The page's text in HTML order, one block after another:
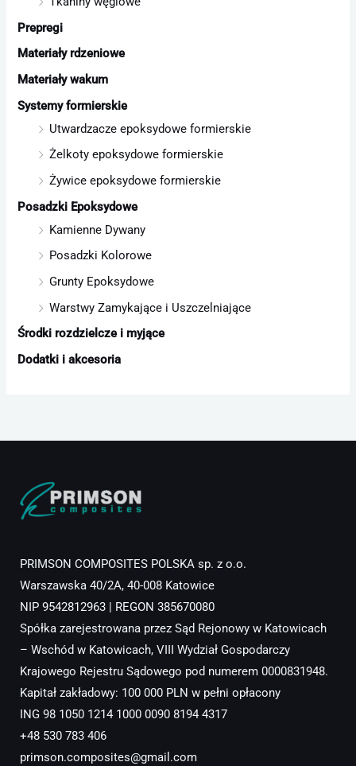
Prepregi
Materiały rdzeniowe
Materiały wakum
Systemy formierskie
Utwardzacze epoksydowe formierskie
Żelkoty epoksydowe formierskie
Żywice epoksydowe formierskie
Posadzki Epoksydowe
Kamienne Dywany
Posadzki Kolorowe
Grunty Epoksydowe
Warstwy Zamykające i Uszczelniające
Środki rozdzielcze i myjące
Dodatki i akcesoria
PRIMSON COMPOSITES POLSKA sp. z o.o.
Warszawska 40/2A, 40-008 Katowice
NIP 9542812963 | REGON 385670080
Spółka zarejestrowana przez Sąd Rejonowy w Katowicach
– Wschód w Katowicach, VIII Wydział Gospodarczy
Krajowego Rejestru Sądowego pod numerem 0000831948.
Kapitał zakładowy: 100 000 PLN w pełni opłacony
ING 98 1050 1214 1000 0090 8194 4317
+48 530 783 406
primson.composites@gmail.com